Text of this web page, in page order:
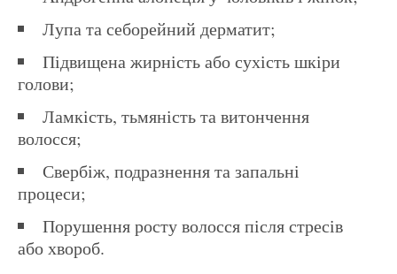
лупа та себорейний дерматит;
підвищена жирність або сухість шкіри
голови;
ламкість, тьмяність та витончення
волосся;
свербіж, подразнення та запальні
процеси;
порушення росту волосся після стресів
або хвороб.